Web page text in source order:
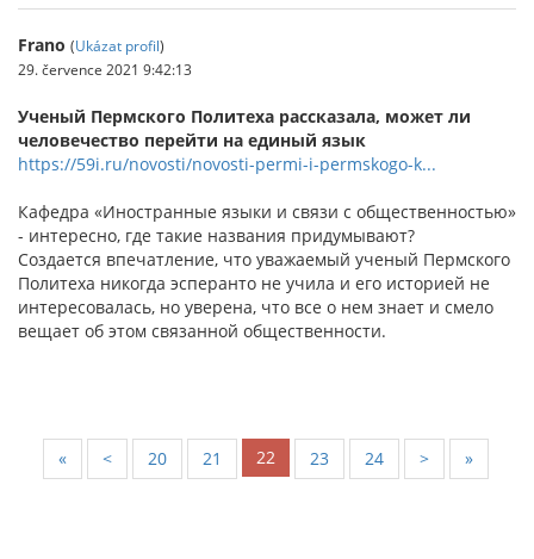
Frano (Ukázat profil)
29. července 2021 9:42:13
Ученый Пермского Политеха рассказала, может ли
человечество перейти на единый язык
https://59i.ru/novosti/novosti-permi-i-permskogo-k...
Кафедра «Иностранные языки и связи с общественностью»
- интересно, где такие названия придумывают?
Создается впечатление, что уважаемый ученый Пермского
Политеха никогда эсперанто не учила и его историей не
интересовалась, но уверена, что все о нем знает и смело
вещает об этом связанной общественности.
« < 20 21 22 23 24 > »